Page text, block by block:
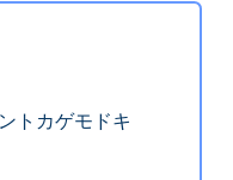
トカゲモドキ